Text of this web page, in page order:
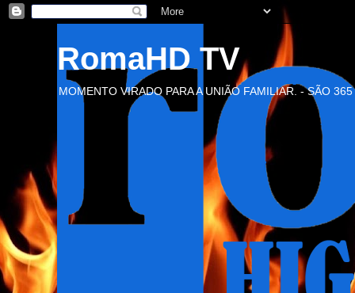
RomaHD TV
MOMENTO VIRADO PARA A UNIÃO FAMILIAR. - SÃO